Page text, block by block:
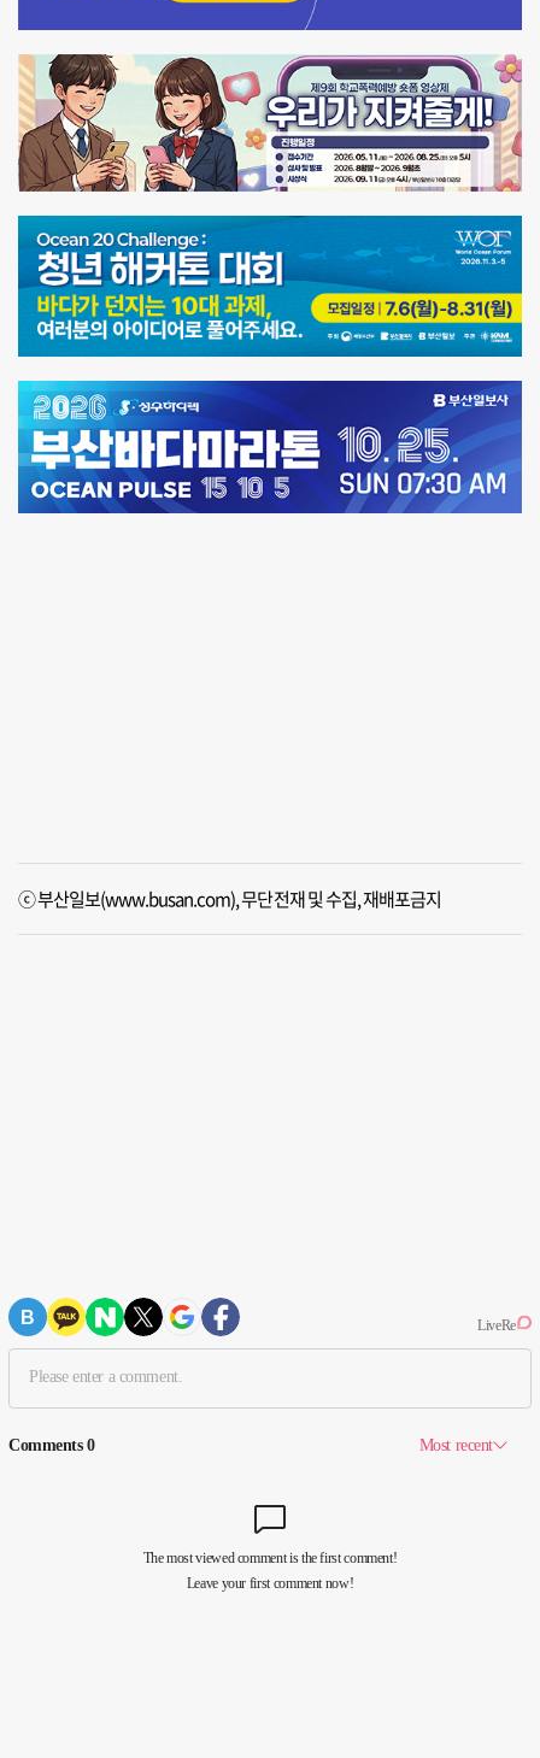
ⓒ 부산일보(www.busan.com), 무단전재 및 수집, 재배포금지